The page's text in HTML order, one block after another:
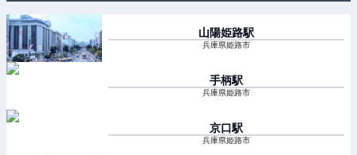
山陽姫路駅
兵庫県姫路市
手柄駅
兵庫県姫路市
京口駅
兵庫県姫路市